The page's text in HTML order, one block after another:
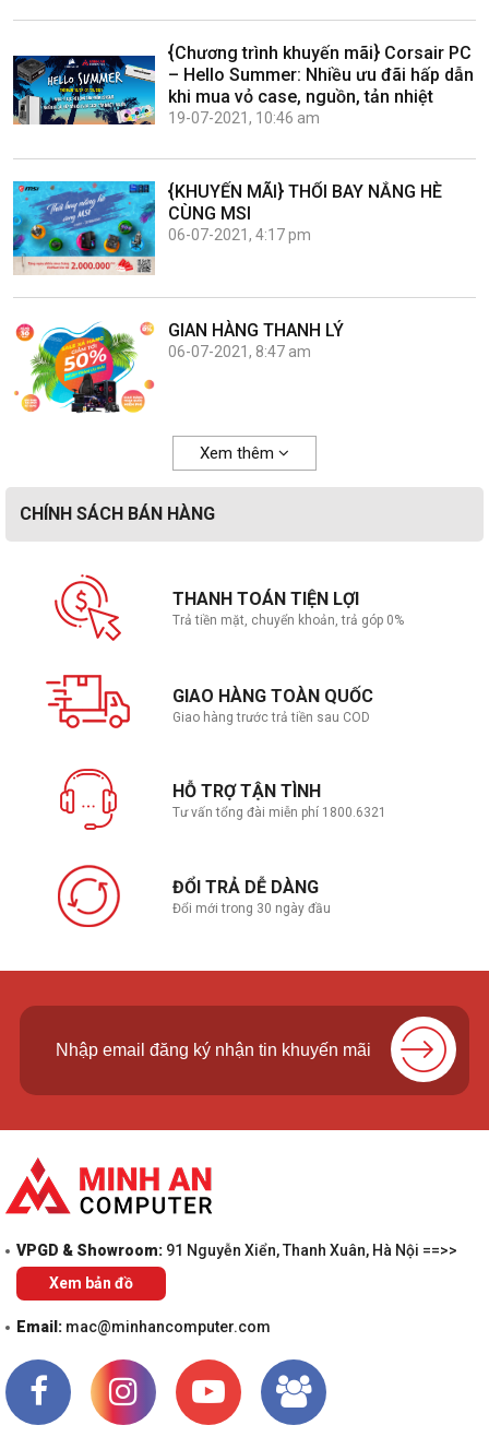
{Chương trình khuyến mãi} Corsair PC
– Hello Summer: Nhiều ưu đãi hấp dẫn
khi mua vỏ case, nguồn, tản nhiệt
19-07-2021, 10:46 am
{KHUYẾN MÃI} THỔI BAY NẮNG HÈ
CÙNG MSI
06-07-2021, 4:17 pm
GIAN HÀNG THANH LÝ
06-07-2021, 8:47 am
Xem thêm
CHÍNH SÁCH BÁN HÀNG
THANH TOÁN TIỆN LỢI
Trả tiền mặt, chuyển khoản, trả góp 0%
GIAO HÀNG TOÀN QUỐC
Giao hàng trước trả tiền sau COD
HỖ TRỢ TẬN TÌNH
Tư vấn tổng đài miễn phí 1800.6321
ĐỔI TRẢ DỄ DÀNG
Đổi mới trong 30 ngày đầu
VPGD & Showroom: 91 Nguyễn Xiển, Thanh Xuân, Hà Nội ==>>
Xem bản đồ
Email: mac@minhancomputer.com